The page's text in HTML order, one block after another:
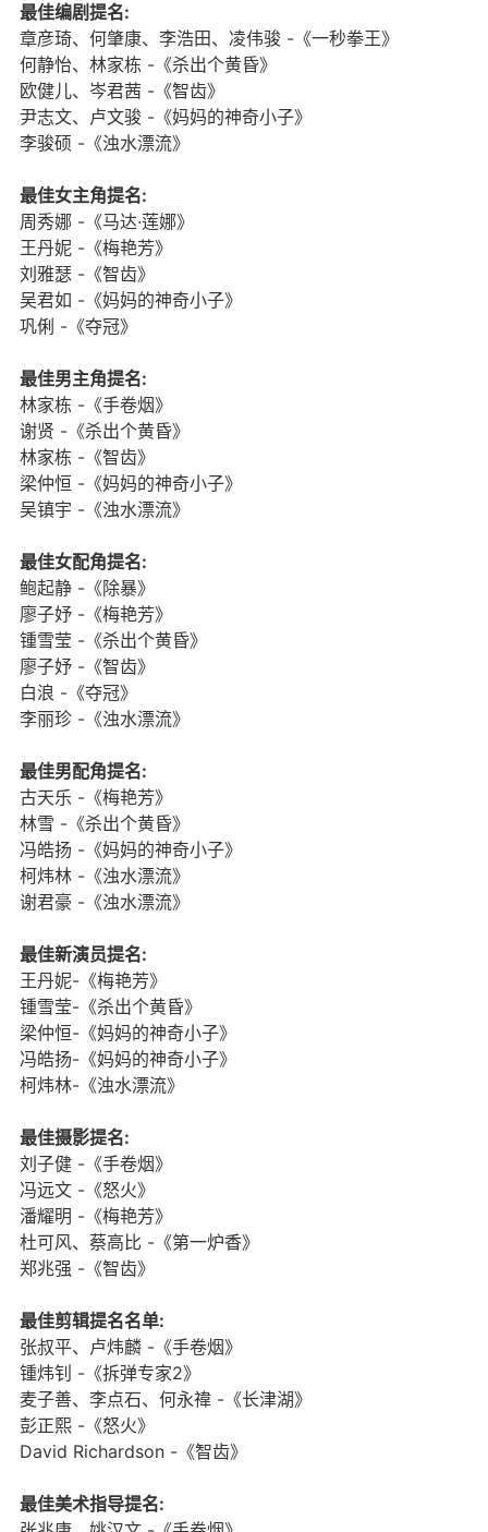
最佳编剧提名:
章彦琦、何肇康、李浩田、凌伟骏 -《一秒拳王》
何静怡、林家栋 -《杀出个黄昏》
欧健儿、岑君茜 -《智齿》
尹志文、卢文骏 -《妈妈的神奇小子》
李骏硕 -《浊水漂流》
最佳女主角提名:
周秀娜 -《马达·莲娜》
王丹妮 -《梅艳芳》
刘雅瑟 -《智齿》
吴君如 -《妈妈的神奇小子》
巩俐 -《夺冠》
最佳男主角提名:
林家栋 -《手卷烟》
谢贤 -《杀出个黄昏》
林家栋 -《智齿》
梁仲恒 -《妈妈的神奇小子》
吴镇宇 -《浊水漂流》
最佳女配角提名:
鲍起静 -《除暴》
廖子妤 -《梅艳芳》
锺雪莹 -《杀出个黄昏》
廖子妤 -《智齿》
白浪 -《夺冠》
李丽珍 -《浊水漂流》
最佳男配角提名:
古天乐 -《梅艳芳》
林雪 -《杀出个黄昏》
冯皓扬 -《妈妈的神奇小子》
柯炜林 -《浊水漂流》
谢君豪 -《浊水漂流》
最佳新演员提名:
王丹妮-《梅艳芳》
锺雪莹-《杀出个黄昏》
梁仲恒-《妈妈的神奇小子》
冯皓扬-《妈妈的神奇小子》
柯炜林-《浊水漂流》
最佳摄影提名:
刘子健 -《手卷烟》
冯远文 -《怒火》
潘耀明 -《梅艳芳》
杜可风、蔡高比 -《第一炉香》
郑兆强 -《智齿》
最佳剪辑提名名单:
张叔平、卢炜麟 -《手卷烟》
锺炜钊 -《拆弹专家2》
麦子善、李点石、何永禕 -《长津湖》
彭正熙 -《怒火》
David Richardson -《智齿》
最佳美术指导提名: